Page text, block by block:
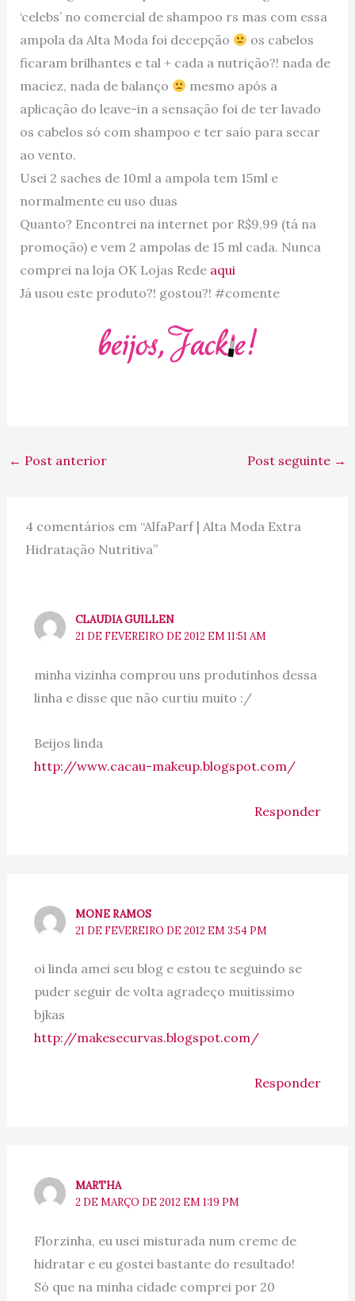
‘celebs’ no comercial de shampoo rs mas com essa
ampola da Alta Moda foi decepção
os cabelos
ficaram brilhantes e tal + cada a nutrição?! nada de
maciez, nada de balanço
mesmo após a
aplicação do leave-in a sensação foi de ter lavado
os cabelos só com shampoo e ter saío para secar
ao vento.
Usei 2 saches de 10ml a ampola tem 15ml e
normalmente eu uso duas
Quanto? Encontrei na internet por R$9,99 (tá na
promoção) e vem 2 ampolas de 15 ml cada. Nunca
comprei na loja OK Lojas Rede aqui
Já usou este produto?! gostou?! #comente
← Post anterior Post seguinte →
4 comentários em “AlfaParf | Alta Moda Extra
Hidratação Nutritiva”
CLAUDIA GUILLEN
21 DE FEVEREIRO DE 2012 EM 11:51 AM
minha vizinha comprou uns produtinhos dessa
linha e disse que não curtiu muito :/
Beijos linda
http://www.cacau-makeup.blogspot.com/
Responder
MONE RAMOS
21 DE FEVEREIRO DE 2012 EM 3:54 PM
oi linda amei seu blog e estou te seguindo se
puder seguir de volta agradeço muitissimo
bjkas
http://makesecurvas.blogspot.com/
Responder
MARTHA
2 DE MARÇO DE 2012 EM 1:19 PM
Florzinha, eu usei misturada num creme de
hidratar e eu gostei bastante do resultado!
Só que na minha cidade comprei por 20